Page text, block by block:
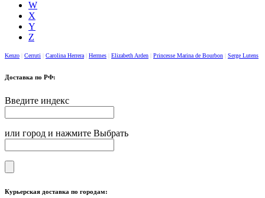
W
X
Y
Z
Kenzo Cerruti Carolina Herrera Hermes Elizabeth Arden Princesse Marina de Bourbon Serge Lutens
Доставка по РФ:
Введите индекс
или город и нажмите Выбрать
Курьерская доставка по городам: